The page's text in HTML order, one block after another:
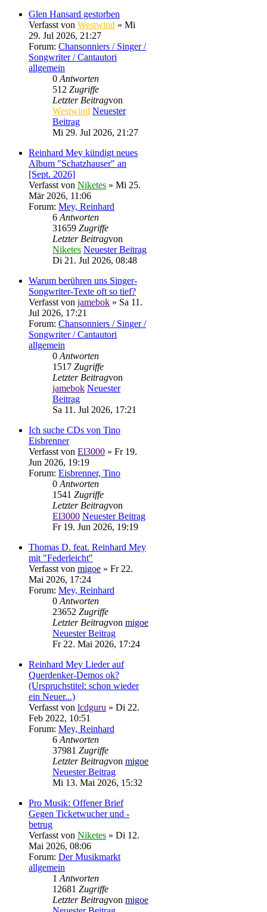
Glen Hansard gestorben
Verfasst von Westwind » Mi
29. Jul 2026, 21:27
Forum: Chansonniers / Singer /
Songwriter / Cantautori
allgemein
0 Antworten
512 Zugriffe
Letzter Beitragvon
Westwind Neuester
Beitrag
Mi 29. Jul 2026, 21:27
Reinhard Mey kündigt neues
Album "Schatzhauser" an
[Sept. 2026]
Verfasst von Niketes » Mi 25.
Mär 2026, 11:06
Forum: Mey, Reinhard
6 Antworten
31659 Zugriffe
Letzter Beitragvon
Niketes Neuester Beitrag
Di 21. Jul 2026, 08:48
Warum berühren uns Singer-
Songwriter-Texte oft so tief?
Verfasst von jamebok » Sa 11.
Jul 2026, 17:21
Forum: Chansonniers / Singer /
Songwriter / Cantautori
allgemein
0 Antworten
1517 Zugriffe
Letzter Beitragvon
jamebok Neuester
Beitrag
Sa 11. Jul 2026, 17:21
Ich suche CDs von Tino
Eisbrenner
Verfasst von El3000 » Fr 19.
Jun 2026, 19:19
Forum: Eisbrenner, Tino
0 Antworten
1541 Zugriffe
Letzter Beitragvon
El3000 Neuester Beitrag
Fr 19. Jun 2026, 19:19
Thomas D. feat. Reinhard Mey
mit "Federleicht"
Verfasst von migoe » Fr 22.
Mai 2026, 17:24
Forum: Mey, Reinhard
0 Antworten
23652 Zugriffe
Letzter Beitragvon migoe
Neuester Beitrag
Fr 22. Mai 2026, 17:24
Reinhard Mey Lieder auf
Querdenker-Demos ok?
(Urspruchstitel: schon wieder
ein Neuer...)
Verfasst von lcdguru » Di 22.
Feb 2022, 10:51
Forum: Mey, Reinhard
6 Antworten
37981 Zugriffe
Letzter Beitragvon migoe
Neuester Beitrag
Mi 13. Mai 2026, 15:32
Pro Musik: Offener Brief
Gegen Ticketwucher und -
betrug
Verfasst von Niketes » Di 12.
Mai 2026, 08:06
Forum: Der Musikmarkt
allgemein
1 Antworten
12681 Zugriffe
Letzter Beitragvon migoe